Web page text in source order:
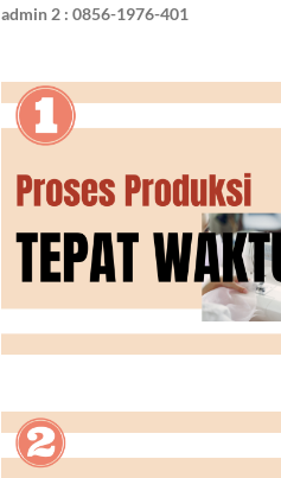
admin 2 : 0856-1976-401